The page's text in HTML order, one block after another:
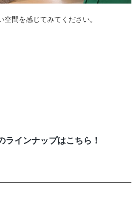
間を感じてみてください。
ラインナップはこちら！